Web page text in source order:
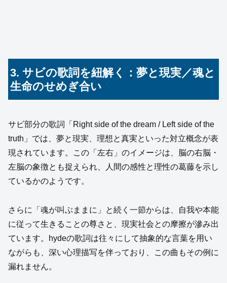
3. サビの歌詞を紐解く：夢と現実／魂と
生命のせめぎ合い
サビ部分の歌詞「Right side of the dream / Left side of the
truth」では、夢と現実、理想と真実といった対立概念が表
現されています。この「左右」のイメージは、脳の右脳・
左脳の象徴とも捉えられ、人間の感性と理性の葛藤を示し
ているかのようです。
さらに「魂が叫ぶままに」と続く一節からは、自我や本能
に従って生きることの尊さと、現実社会との摩擦が滲み出
ています。hydeの歌詞は往々にして抽象的な言葉を用い
ながらも、深い心理描写を伴っており、この曲もその例に
漏れません。